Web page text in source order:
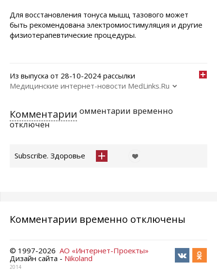
Для восстановления тонуса мышц тазового может
быть рекомендована электромиостимуляция и другие
физиотерапевтические процедуры.
Из выпуска от 28-10-2024 рассылки
Медицинские интернет-новости MedLinks.Ru
Комментарии омментарии временно
отключен
Subscribe. Здоровье
Комментарии временно отключены
© 1997-2026 АО «Интернет-Проекты»
Дизайн сайта - Nikoland
2014